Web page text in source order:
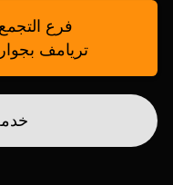
فرع
تريامف